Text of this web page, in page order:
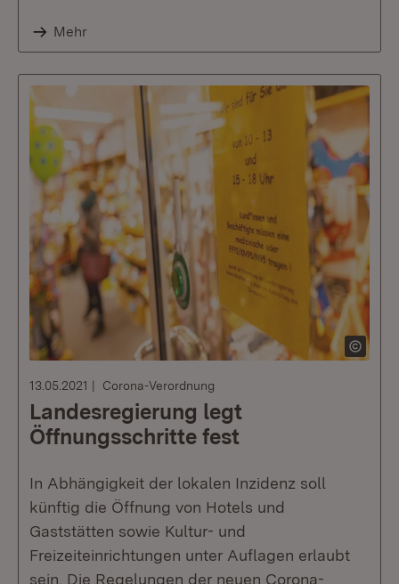
Mehr
13.05.2021 Corona-Verordnung
Landesregierung legt
Öffnungsschritte fest
In Abhängigkeit der lokalen Inzidenz soll
künftig die Öffnung von Hotels und
Gaststätten sowie Kultur- und
Freizeiteinrichtungen unter Auflagen erlaubt
sein. Die Regelungen der neuen Corona-